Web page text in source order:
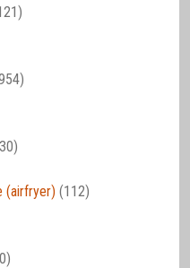
(airfryer) (112)